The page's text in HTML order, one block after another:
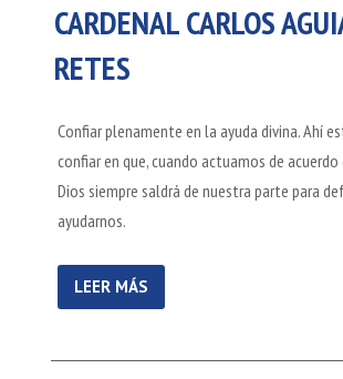
CARDENAL CARLOS
RETES
Confiar plenamente en la ayuda divina. Ahí
confiar en que, cuando actuamos de acuerdo
Dios siempre saldrá de nuestra parte para
ayudarnos.
LEER MÁS